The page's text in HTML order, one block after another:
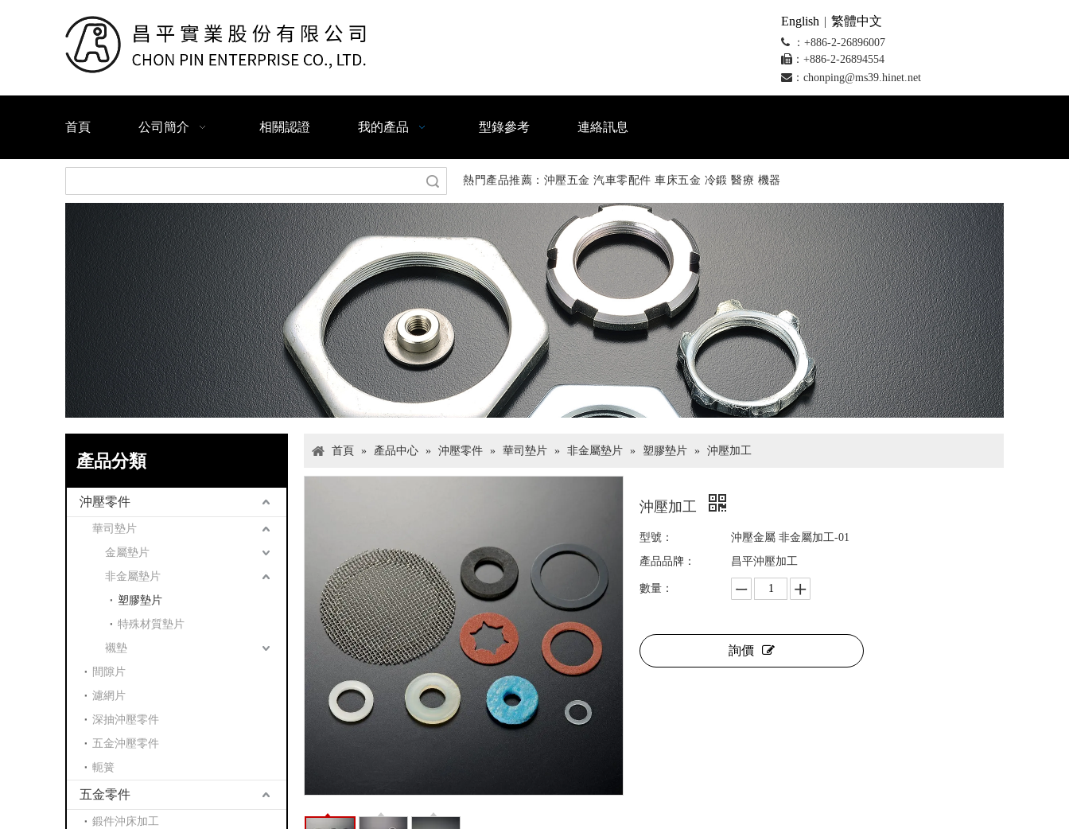
English | 繁體中文
 ：+886-2-26896007
 ：+886-2-26894554
 ： chonping@ms39.hinet.net
首頁 公司簡介 相關認證 我的產品 型錄參考 連絡訊息
熱門產品推薦：沖壓五金 汽車零配件 車床五金 冷鍛 醫療 機器
產品分類
沖壓零件
華司墊片
金屬墊片
非金屬墊片
塑膠墊片
特殊材質墊片
襯墊
間隙片
濾網片
深抽沖壓零件
五金沖壓零件
軛簧
五金零件
鍛件沖床加工
首頁 » 產品中心 » 沖壓零件 » 華司墊片 » 非金屬墊片 » 塑膠墊片 » 沖壓加工
沖壓加工
型號：
沖壓金屬 非金屬加工-01
產品品牌：
昌平沖壓加工
數量：
詢價